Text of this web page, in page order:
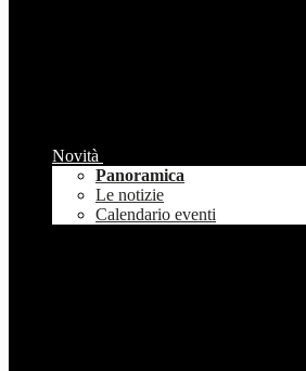
Novità
Panoramica
Le notizie
Calendario eventi